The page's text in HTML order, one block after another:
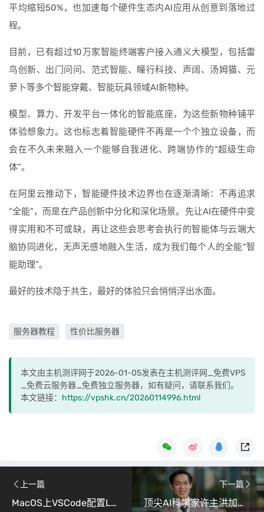
平均缩短50%，也加速每个硬件生态内AI应用从创意到落地过
程。
目前，已有超过10万家智能终端客户接入通义大模型，包括雷
鸟创新、出门问问、范式智能、瞳行科技、声阔、汤姆猫、元
萝卜等多个智能穿戴、智能玩具领域AI新物种。
模型、算力、开发平台一体化的智能底座，为这些新物种铺平
体验想象力。这也标志着智能硬件不再是一个个独立设备，而
会在不久未来融入一个能够自我进化、跨端协作的“超级生命
体”。
在阿里云推动下，智能硬件技术边界也在逐渐清晰：不再追求
“全能”，而是在产品创新中分化和深化场景。先让AI在硬件中变
得实用和不可或缺，再让这些会思考会执行的智能体与云端大
脑协同进化，无声无感地融入生活，成为我们每个人的全能“智
能助理”。
最好的技术隐于共生，最好的体验只会悄悄浮出水面。
服务器教程 性价比服务器
本文由主机测评网于2026-01-05发表在主机测评网_免费VPS
_免费云服务器_免费独立服务器，如有疑问，请联系我们。
本文链接： https://vpshk.cn/20260114996.html
上一篇
MacOS上VSCode配置LaTeX中文显示（从安装到使用的完整教程）
下一篇
顶尖AI科学家许主洪加盟阿里通义，强化多模态大模型研发